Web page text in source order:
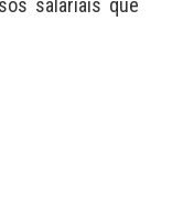
salariais que